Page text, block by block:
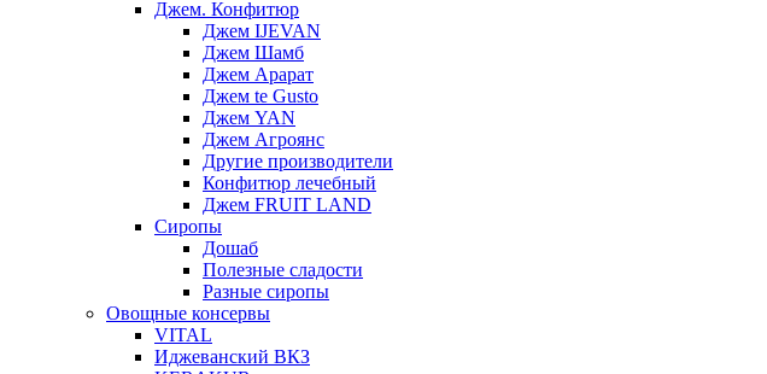
Джем. Конфитюр
Джем IJEVAN
Джем Шамб
Джем Арарат
Джем te Gusto
Джем YAN
Джем Агроянс
Другие производители
Конфитюр лечебный
Джем FRUIT LAND
Сиропы
Дошаб
Полезные сладости
Разные сиропы
Овощные консервы
VITAL
Иджеванский ВКЗ